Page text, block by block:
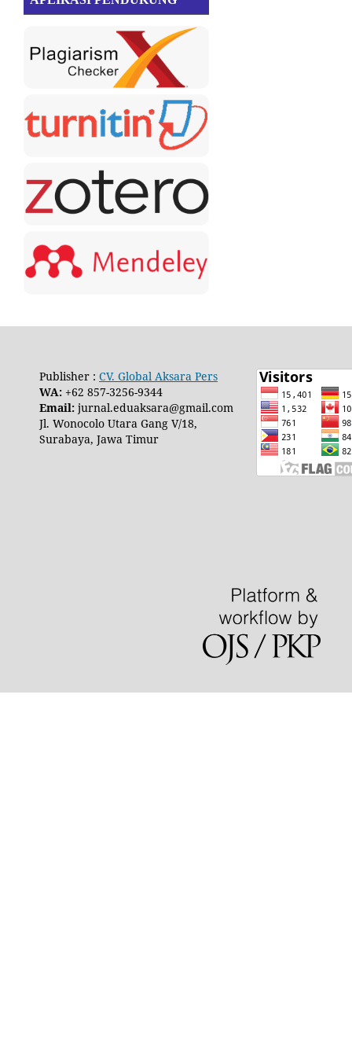
Publisher : CV. Global Aksara Pers
WA:+62 857-3256-9344
Email:jurnal.eduaksara@gmail.com
Jl. Wonocolo Utara Gang V/18,
Surabaya, Jawa Timur